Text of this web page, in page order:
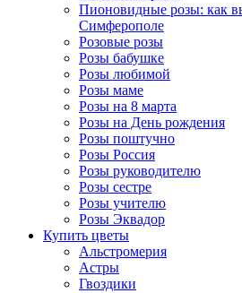
Пионовидные розы: как
Симферополе
Розовые розы
Розы бабушке
Розы любимой
Розы маме
Розы на 8 марта
Розы на День рождения
Розы поштучно
Розы Россия
Розы руководителю
Розы сестре
Розы учителю
Розы Эквадор
Купить цветы
Альстромерия
Астры
Гвоздики